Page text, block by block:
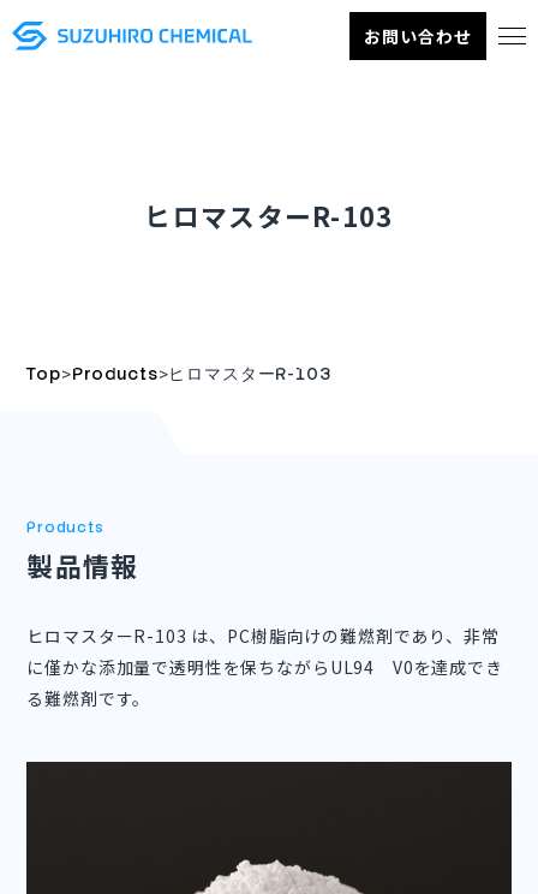
お問い合わせ
ヒロマスターR-103
Top>Products>ヒロマスターR-103
Products
製品情報
ヒロマスターR-103 は、PC樹脂向けの難燃剤であり、非常
に僅かな添加量で透明性を保ちながらUL94 V0を達成でき
る難燃剤です。